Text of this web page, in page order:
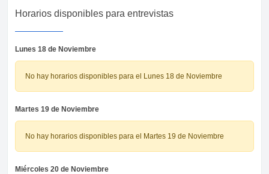
Horarios disponibles para entrevistas
Lunes 18 de Noviembre
No hay horarios disponibles para el Lunes 18 de Noviembre
Martes 19 de Noviembre
No hay horarios disponibles para el Martes 19 de Noviembre
Miércoles 20 de Noviembre